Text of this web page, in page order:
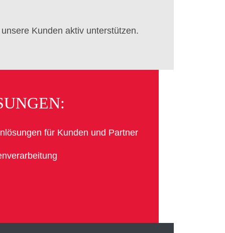
Kunden aktiv unterstützen.
für Kunden und Partner